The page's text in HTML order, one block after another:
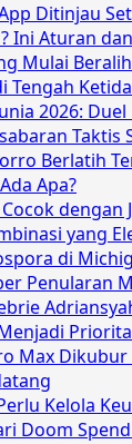
Ditinjau
Ini Aturan
Mulai Beralih
Tengah
2026:
Taktis
Berlatih
Apa?
dengan
yang
di
Penularan
Max
Kelola
Doom